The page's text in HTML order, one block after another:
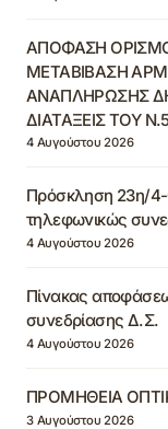
ΑΠΟΦΑΣΗ
ΜΕΤΑΒΙΒΑΣΗ
ΑΝΑΠΛΗΡΩΣΗΣ
ΔΙΑΤΑΞΕΙΣ ΤΟΥ
4 Αυγούστου 2026
Πρόσκληση 23η/4-
τηλεφωνικώς
4 Αυγούστου 2026
Πίνακας
συνεδρίασης Δ.Σ.
4 Αυγούστου 2026
ΠΡΟΜΗΘΕΙΑ
3 Αυγούστου 2026